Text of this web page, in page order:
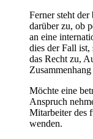
Ferner steht
darüber zu, ob
an eine
dies der Fall ist,
das Recht zu,
Möchte eine
Anspruch
Mitarbeiter des
wenden.